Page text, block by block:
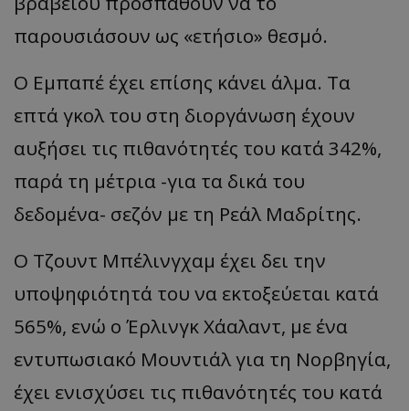
παρουσιάσουν ως «ετήσιο» θεσμό.
Ο Εμπαπέ έχει επίσης κάνει άλμα. Τα
επτά γκολ του στη διοργάνωση έχουν
αυξήσει τις πιθανότητές του κατά 342%,
παρά τη μέτρια -για τα δικά του
δεδομένα- σεζόν με τη Ρεάλ Μαδρίτης.
Ο Τζουντ Μπέλινγχαμ έχει δει την
υποψηφιότητά του να εκτοξεύεται κατά
565%, ενώ ο Έρλινγκ Χάαλαντ, με ένα
εντυπωσιακό Μουντιάλ για τη Νορβηγία,
έχει ενισχύσει τις πιθανότητές του κατά